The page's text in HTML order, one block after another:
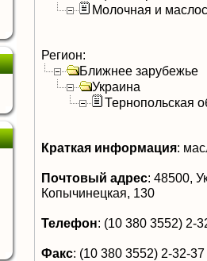
Молочная и
Регион:
Ближнее зарубежье
Украина
Тернопольская
Краткая информация:
Почтовый адрес: 48500,
Копычинецкая, 130
Телефон: (10 380 3552) 2-
Факс: (10 380 3552) 2-32-37